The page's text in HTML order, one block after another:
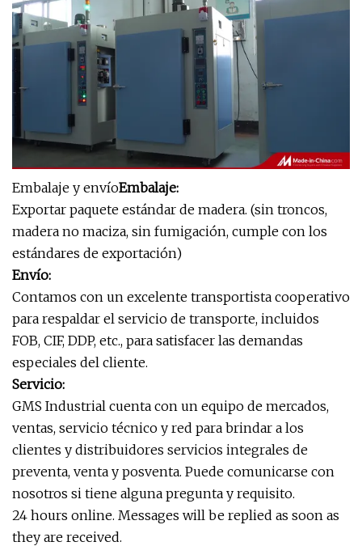
Embalaje y envíoEmbalaje:
Exportar paquete estándar de madera. (sin troncos,
madera no maciza, sin fumigación, cumple con los
estándares de exportación)
Envío:
Contamos con un excelente transportista cooperativo
para respaldar el servicio de transporte, incluidos
FOB, CIF, DDP, etc., para satisfacer las demandas
especiales del cliente.
Servicio:
GMS Industrial cuenta con un equipo de mercados,
ventas, servicio técnico y red para brindar a los
clientes y distribuidores servicios integrales de
preventa, venta y posventa. Puede comunicarse con
nosotros si tiene alguna pregunta y requisito.
24 hours online. Messages will be replied as soon as
they are received.